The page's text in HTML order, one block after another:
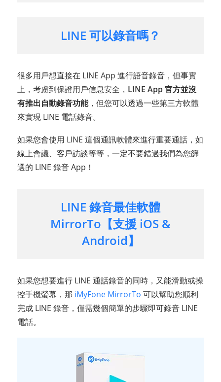
LINE 可以錄音嗎？
很多用戶想直接在 LINE App 進行語音錄音，但事實
上，考慮到保證用戶信息安全， LINE App 官方並沒
有推出自動錄音功能，但您可以透過一些第三方軟體
來實現 LINE 電話錄音。
如果您會使用 LINE 這個通訊軟體來進行重要通話，如
線上會議、客戶訪談等等，一定不要錯過我們為您篩
選的 LINE 錄音 App！
LINE 錄音最佳軟體
MirrorTo【支援 iOS &
Android】
如果您想要進行 LINE 通話錄音的同時，又能滑動或操
控手機螢幕，那 iMyFone MirrorTo 可以幫助您順利
完成 LINE 錄音，僅需幾個簡單的步驟即可錄音 LINE
電話。